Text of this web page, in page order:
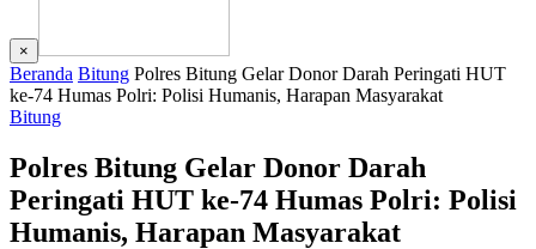
×
Beranda Bitung Polres Bitung Gelar Donor Darah Peringati HUT
ke-74 Humas Polri: Polisi Humanis, Harapan Masyarakat
Bitung
Polres Bitung Gelar Donor Darah
Peringati HUT ke-74 Humas Polri: Polisi
Humanis, Harapan Masyarakat